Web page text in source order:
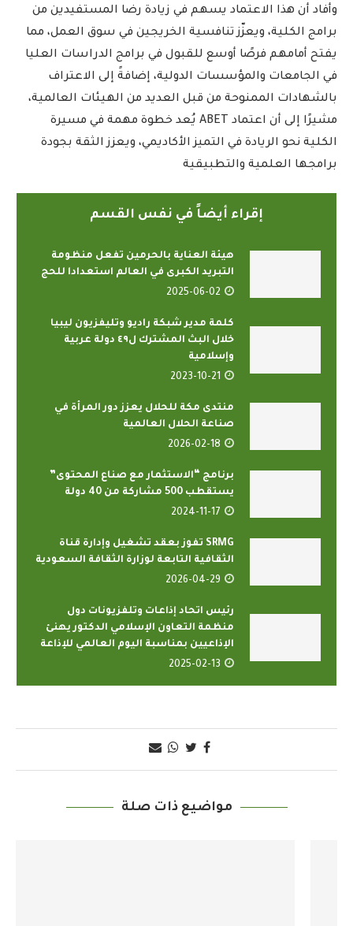
وأفاد أن هذا الاعتماد يسهم في زيادة رضا المستفيدين من
برامج الكلية، ويعزّز تنافسية الخريجين في سوق العمل، مما
يفتح أمامهم فرصًا أوسع للقبول في برامج الدراسات العليا
في الجامعات والمؤسسات الدولية، إضافةً إلى الاعتراف
بالشهادات الممنوحة من قبل العديد من الهيئات العالمية،
مشيرًا إلى أن اعتماد ABET يُعد خطوة مهمة في مسيرة
الكلية نحو الريادة في التميز الأكاديمي، ويعزز الثقة بجودة
برامجها العلمية والتطبيقية
إقراء أيضاً في نفس القسم
هيئة العناية بالحرمين تفعل منظومة
التبريد الكبرى في العالم استعدادا للحج
2025-06-02
كلمة مدير شبكة راديو وتليفزيون ليبيا
خلال البث المشترك ل٤٩ دولة عربية
وإسلامية
2023-10-21
منتدى مكة للحلال يعزز دور المرأة في
صناعة الحلال العالمية
2026-02-18
برنامج “الاستثمار مع صناع المحتوى”
يستقطب 500 مشاركة من 40 دولة
2024-11-17
SRMG تفوز بعقد تشغيل وإدارة قناة
الثقافية التابعة لوزارة الثقافة السعودية
2026-04-29
رئيس اتحاد إذاعات وتلفزيونات دول
منظمة التعاون الإسلامي الدكتور يهنئ
الإذاعيين بمناسبة اليوم العالمي للإذاعة
2025-02-13
مواضيع ذات صلة